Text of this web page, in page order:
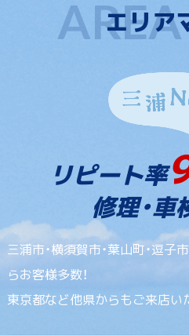
エリア
リピート率
修理・車
三浦市・横須賀市・葉山町・逗子
らお客様多数！
東京都など他県からもご来店い